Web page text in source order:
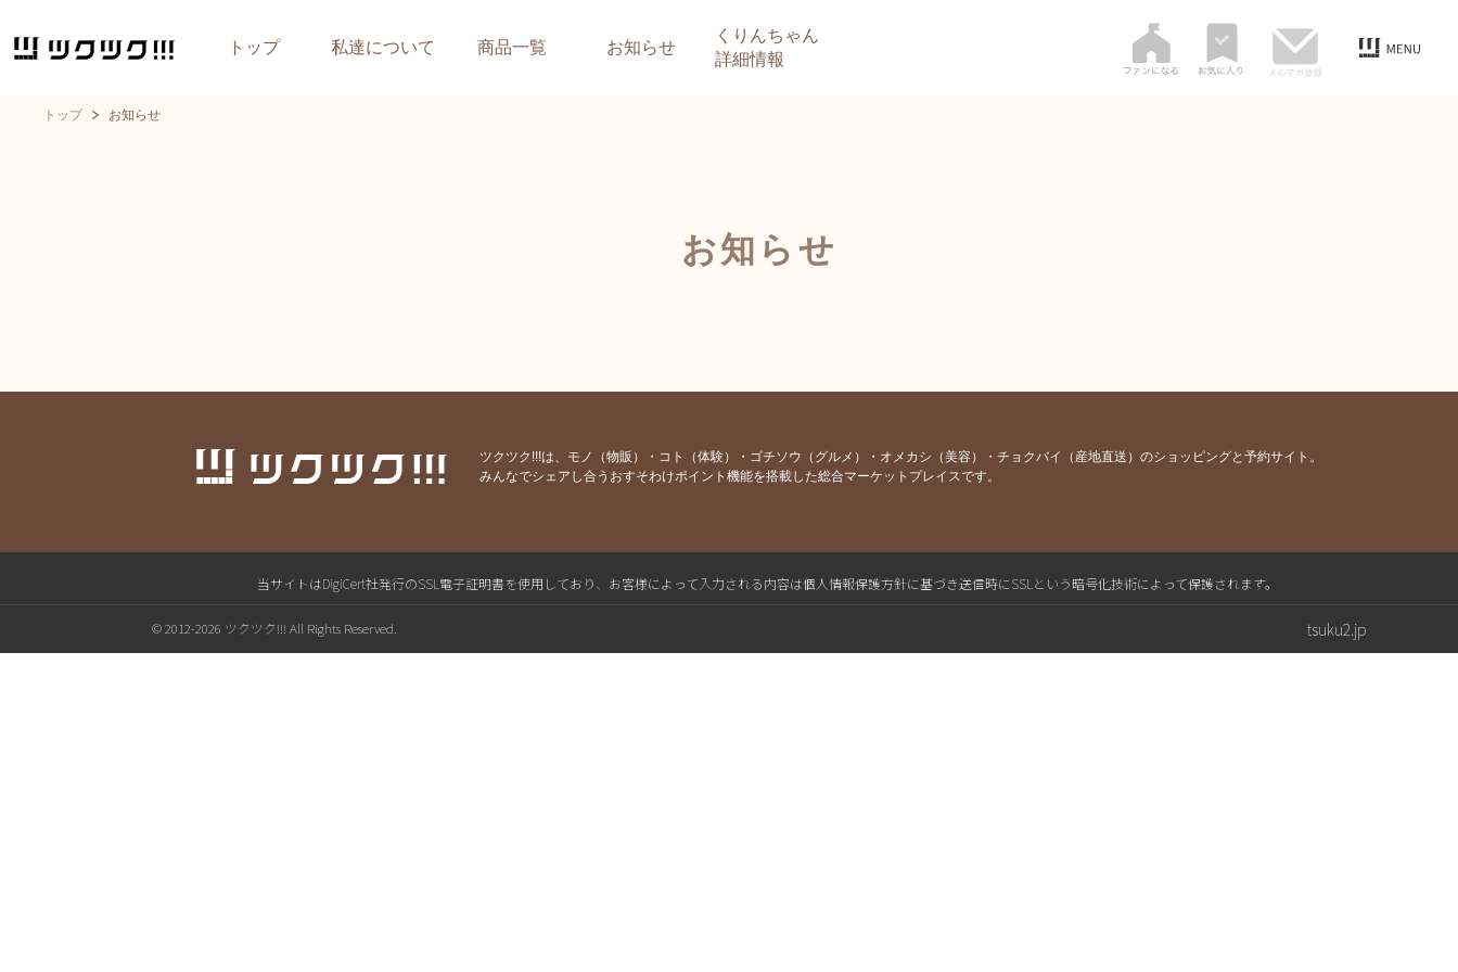
トップ 私達について 商品一覧 お知らせ
くりんちゃん
詳細情報
トップ お知らせ
お知らせ
ツクツク!!!は、モノ（物販）・コト（体験）・ゴチソウ（グルメ）・オメカシ（美容）・チョクバイ（産地直送）のショッピングと予約サイト。
みんなでシェアし合うおすそわけポイント機能を搭載した総合マーケットプレイスです。
当サイトはDigiCert社発行のSSL電子証明書を使用しており、お客様によって入力される内容は個人情報保護方針に基づき送信時にSSLという暗号化技術によって保護されます。
© 2012-2026 ツクツク!!! All Rights Reserved. tsuku2.jp